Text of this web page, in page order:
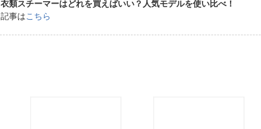
衣類スチーマーはどれを買えばいい？人気モデルを使い比べ！
記事はこちら